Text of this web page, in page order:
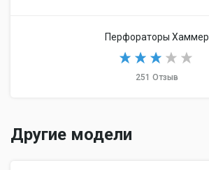
Перфораторы Хаммер
251 Отзыв
Другие модели